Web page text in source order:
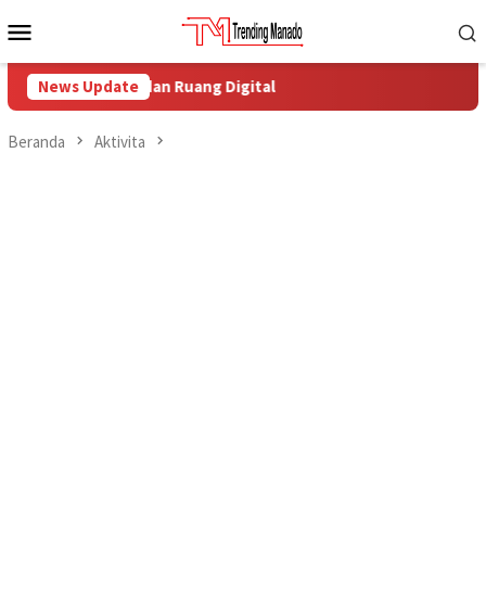
ke
Mobile
News Update
dan Ruang Digital
Beranda Aktivita